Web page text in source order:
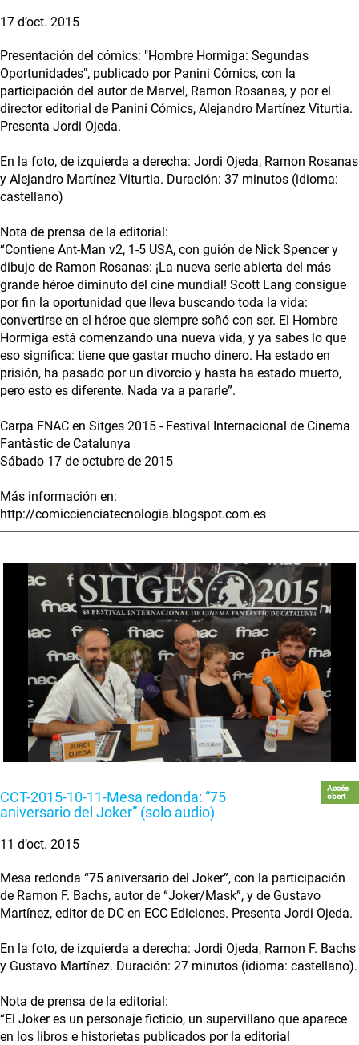
17 d’oct. 2015
Presentación del cómics: "Hombre Hormiga: Segundas
Oportunidades", publicado por Panini Cómics, con la
participación del autor de Marvel, Ramon Rosanas, y por el
director editorial de Panini Cómics, Alejandro Martínez Viturtia.
Presenta Jordi Ojeda.
En la foto, de izquierda a derecha: Jordi Ojeda, Ramon Rosanas
y Alejandro Martínez Viturtia. Duración: 37 minutos (idioma:
castellano)
Nota de prensa de la editorial:
“Contiene Ant-Man v2, 1-5 USA, con guión de Nick Spencer y
dibujo de Ramon Rosanas: ¡La nueva serie abierta del más
grande héroe diminuto del cine mundial! Scott Lang consigue
por fin la oportunidad que lleva buscando toda la vida:
convertirse en el héroe que siempre soñó con ser. El Hombre
Hormiga está comenzando una nueva vida, y ya sabes lo que
eso significa: tiene que gastar mucho dinero. Ha estado en
prisión, ha pasado por un divorcio y hasta ha estado muerto,
pero esto es diferente. Nada va a pararle”.
Carpa FNAC en Sitges 2015 - Festival Internacional de Cinema
Fantàstic de Catalunya
Sábado 17 de octubre de 2015
Más información en:
http://comiccienciatecnologia.blogspot.com.es
CCT-2015-10-11-Mesa redonda: “75
aniversario del Joker” (solo audio)
Accés
obert
11 d’oct. 2015
Mesa redonda “75 aniversario del Joker”, con la participación
de Ramon F. Bachs, autor de “Joker/Mask”, y de Gustavo
Martínez, editor de DC en ECC Ediciones. Presenta Jordi Ojeda.
En la foto, de izquierda a derecha: Jordi Ojeda, Ramon F. Bachs
y Gustavo Martínez. Duración: 27 minutos (idioma: castellano).
Nota de prensa de la editorial:
“El Joker es un personaje ficticio, un supervillano que aparece
en los libros e historietas publicados por la editorial